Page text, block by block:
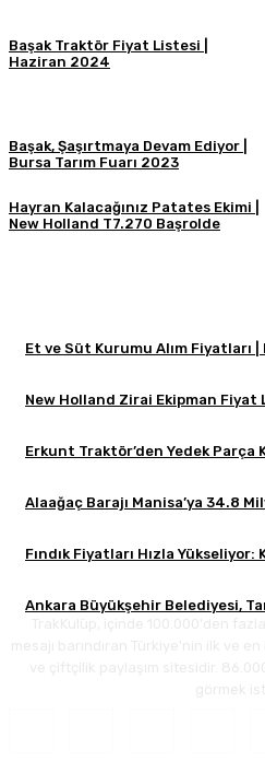
Başak Traktör Fiyat Listesi |
Haziran 2024
Başak, Şaşırtmaya Devam Ediyor |
Bursa Tarım Fuarı 2023
Hayran Kalacağınız Patates Ekimi |
New Holland T7.270 Başrolde
Et ve Süt Kurumu Alım Fiyatları
New Holland Zirai Ekipman Fiyat
Erkunt Traktör’den Yedek Parça
Alaağaç Barajı Manisa’ya 34.8
Fındık Fiyatları Hızla Yükseliyor:
Ankara Büyükşehir Belediyesi,